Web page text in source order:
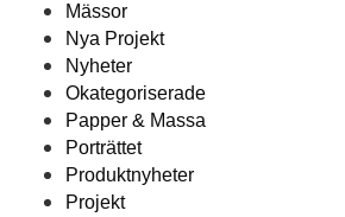
Mässor
Nya Projekt
Nyheter
Okategoriserade
Papper & Massa
Porträttet
Produktnyheter
Projekt